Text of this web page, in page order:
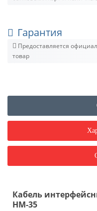
Гарантия
Предоставляется
товар
Кабель
HM-35